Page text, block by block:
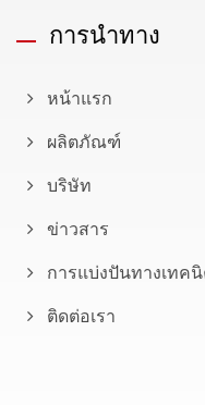
การนำทาง
หน้าแรก
ผลิตภัณฑ์
บริษัท
ข่าวสาร
การแบ่งปันทางเทค
ติดต่อเรา